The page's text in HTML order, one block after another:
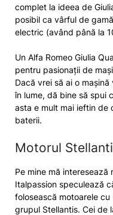
complet la ideea de
posibil ca vârful de
electric (având până la
Un Alfa Romeo Giulia
pentru pasionații de
Dacă vrei să ai o
în lume, dă bine să spui
asta e mult mai ieftin de
baterii.
Motorul
Pe mine mă
Italpassion speculează
folosească motoarele
grupul Stellantis. Cei de